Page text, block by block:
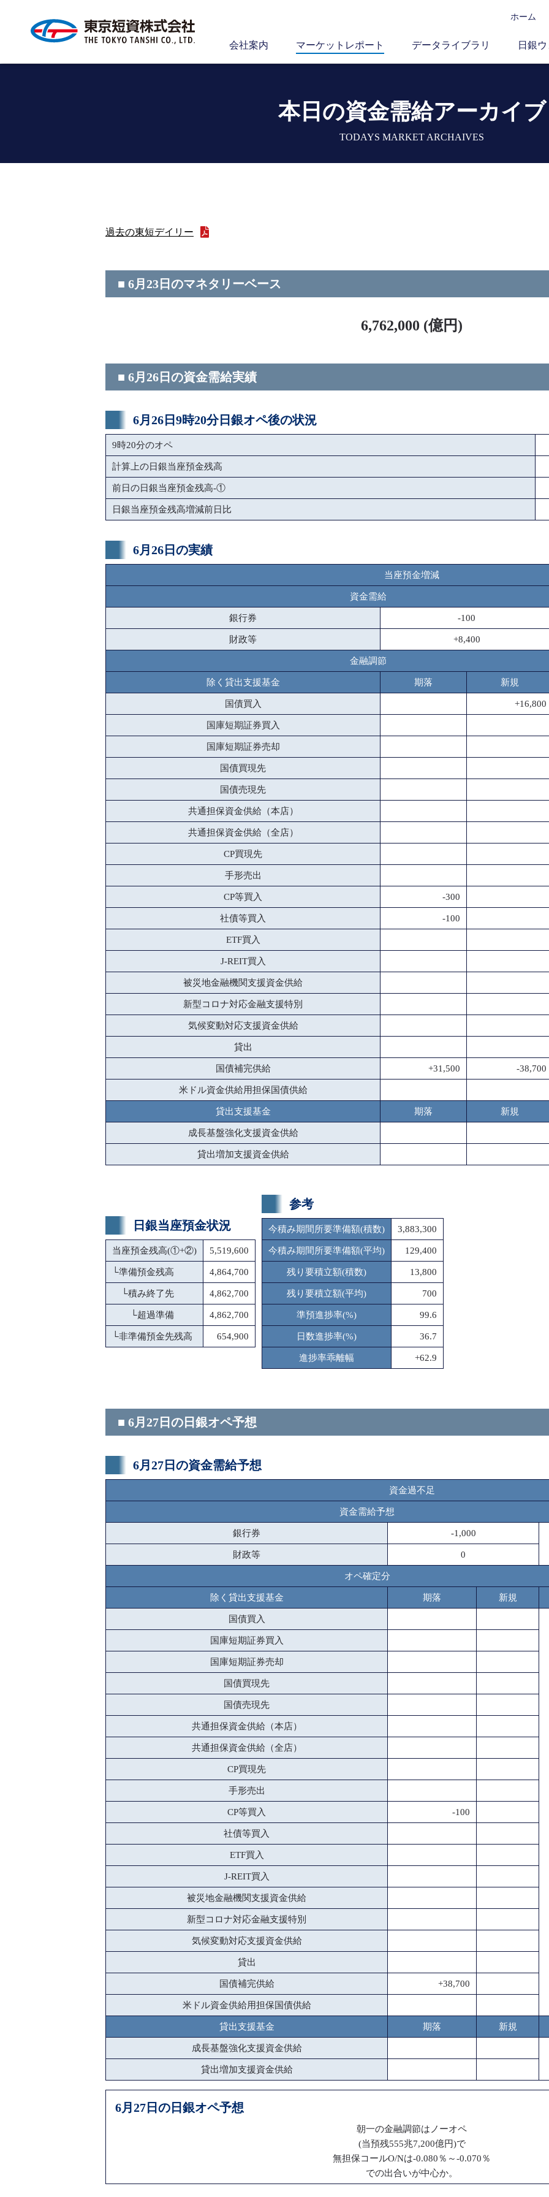
ホーム
会社案内 マーケットレポート データライブラリ 日銀
本日の資金需給アーカイブ
TODAYS MARKET ARCHAIVES
過去の東短デイリー
■ 6月23日のマネタリーベース
6,762,000 (億円)
■ 6月26日の資金需給実績
6月26日9時20分日銀オペ後の状況
9時20分のオペ
計算上の日銀当座預金残高
前日の日銀当座預金残高-①
日銀当座預金残高増減前日比
6月26日の実績
当座預金増減
資金需給
銀行券 -100
財政等 +8,400
金融調節
除く貸出支援基金 期落 新規
国債買入 +16,800
国庫短期証券買入
国庫短期証券売却
国債買現先
国債売現先
共通担保資金供給（本店）
共通担保資金供給（全店）
CP買現先
手形売出
CP等買入 -300
社債等買入 -100
ETF買入
J-REIT買入
被災地金融機関支援資金供給
新型コロナ対応金融支援特別
気候変動対応支援資金供給
貸出
国債補完供給 +31,500 -38,700
米ドル資金供給用担保国債供給
貸出支援基金 期落 新規
成長基盤強化支援資金供給
貸出増加支援資金供給
日銀当座預金状況
当座預金残高(①+②) 5,519,600
└準備預金残高 4,864,700
└積み終了先 4,862,700
└超過準備 4,862,700
└非準備預金先残高 654,900
参考
今積み期間所要準備額(積数) 3,883,300
今積み期間所要準備額(平均) 129,400
残り要積立額(積数) 13,800
残り要積立額(平均) 700
準預進捗率(%) 99.6
日数進捗率(%) 36.7
進捗率乖離幅 +62.9
■ 6月27日の日銀オペ予想
6月27日の資金需給予想
資金過不足
資金需給予想
銀行券 -1,000
財政等 0
オペ確定分
除く貸出支援基金 期落 新規
国債買入
国庫短期証券買入
国庫短期証券売却
国債買現先
国債売現先
共通担保資金供給（本店）
共通担保資金供給（全店）
CP買現先
手形売出
CP等買入 -100
社債等買入
ETF買入
J-REIT買入
被災地金融機関支援資金供給
新型コロナ対応金融支援特別
気候変動対応支援資金供給
貸出
国債補完供給 +38,700
米ドル資金供給用担保国債供給
貸出支援基金 期落 新規
成長基盤強化支援資金供給
貸出増加支援資金供給
6月27日の日銀オペ予想
朝一の金融調節はノーオペ
(当預残555兆7,200億円)で
無担保コールO/Nは-0.080％～-0.070％
での出合いが中心か。